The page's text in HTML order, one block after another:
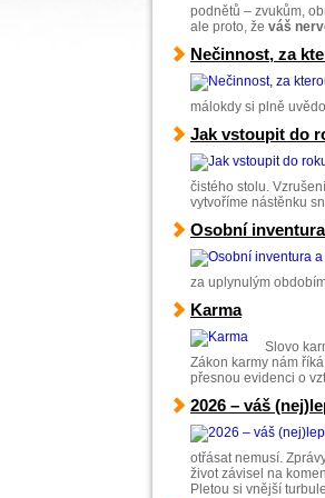
podnětů – zvukům,
ale proto, že váš
Nečinnost, za
málokdy si plně
Jak vstoupit do
čistého stolu.
vytvoříme nástěnku
Osobní
za uplynulým
Karma
Slovo
Zákon karmy nám
přesnou evidenci o
2026 – váš
otřásat nemusí.
život závisel na
Pletou si vnější